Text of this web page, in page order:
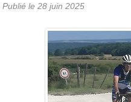
Publié le 28 juin 2025